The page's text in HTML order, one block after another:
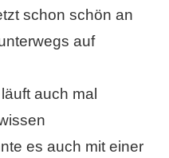
schon schön an
auf
auch mal
es auch mit einer